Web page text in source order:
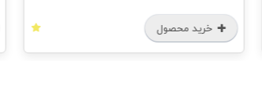
خرید محصول